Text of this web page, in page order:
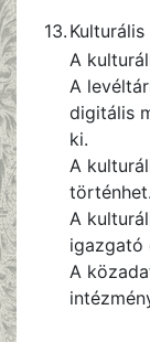
13.
A
A
digitális
ki.
A
történhet.
A
igazgató
A